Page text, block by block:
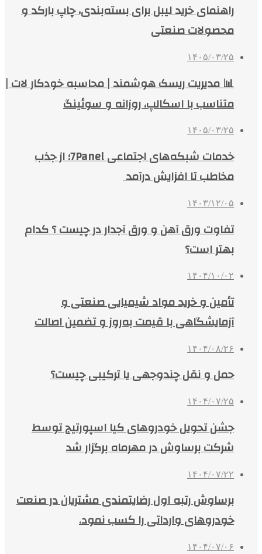
راهنمای خرید لیبل برای بسته‌بندی، چاپ بارکد و
محصولات صنعتی
۱۴۰۵/۰۳/۲۵
📊 مدیریت ریسک هوشمند | محاسبه خودکار لات |
متناسب با اسکالپ، روزانه و سوئینگ
۱۴۰۵/۰۳/۲۵
خدمات شبکه‌های اجتماعی 7Panel؛ از جذب
مخاطب تا افزایش درآمد
۱۴۰۳/۱۲/۰۵
تفاوت ورق آهن و ورق آجدار در چیست ؟ کدام
بهتر است؟
۱۴۰۴/۱۰/۰۲
تأمین و خرید مواد شیمیایی صنعتی و
آزمایشگاهی با قیمت به‌روز و تضمین اصالت
۱۴۰۴/۰۸/۲۶
حمل و نقل چندوجهی یا ترکیبی چیست؟
۱۴۰۴/۰۷/۲۵
جشن تحویل خودروهای کیا اسپورتیج توسط
شرکت برساوش در مهرماه برگزار شد
۱۴۰۴/۰۷/۲۲
برساوش رتبه اول رضایتمندی مشتریان در صنعت
خودروهای وارداتی را کسب نمود.
۱۴۰۴/۰۷/۰۶